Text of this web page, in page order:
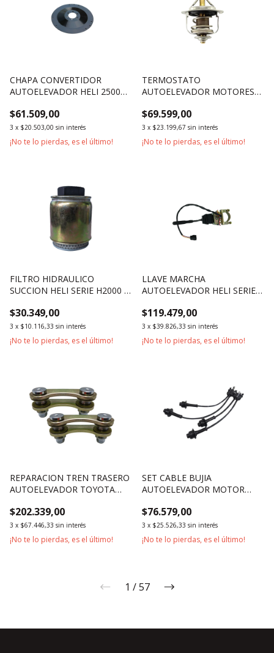
CHAPA CONVERTIDOR
AUTOELEVADOR HELI 2500KG
$61.509,00
3 x $20.503,00 sin interés
¡No te lo pierdas, es el último!
TERMOSTATO
AUTOELEVADOR MOTORES
$69.599,00
3 x $23.199,67 sin interés
¡No te lo pierdas, es el último!
FILTRO HIDRAULICO
SUCCION HELI SERIE H2000 Y
$30.349,00
3 x $10.116,33 sin interés
¡No te lo pierdas, es el último!
LLAVE MARCHA
AUTOELEVADOR HELI SERIE
$119.479,00
3 x $39.826,33 sin interés
¡No te lo pierdas, es el último!
REPARACION TREN TRASERO
AUTOELEVADOR TOYOTA
3000KG
$202.339,00
3 x $67.446,33 sin interés
¡No te lo pierdas, es el último!
SET CABLE BUJIA
AUTOELEVADOR MOTOR
$76.579,00
3 x $25.526,33 sin interés
¡No te lo pierdas, es el último!
1 / 57